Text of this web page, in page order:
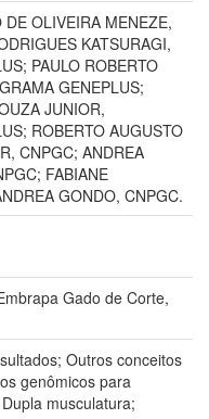
OLIVEIRA MENEZE,
KATSURAGI,
PAULO ROBERTO
GENEPLUS;
JUNIOR,
ROBERTO AUGUSTO
CNPGC; ANDREA
FABIANE
GONDO, CNPGC.
Gado de Corte,
Outros conceitos
genômicos para
musculatura;